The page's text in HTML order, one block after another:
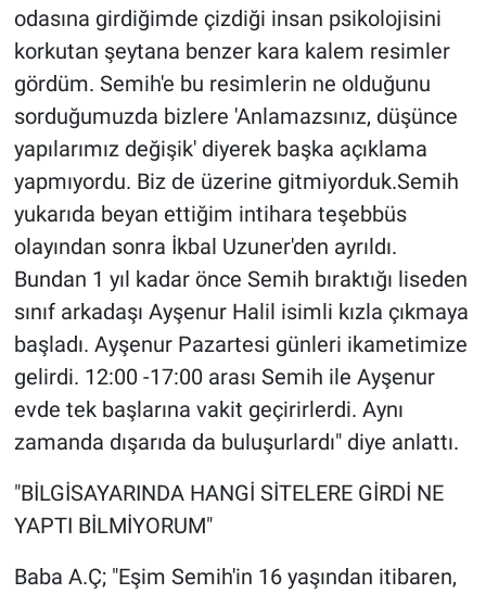
odasına girdiğimde çizdiği insan psikolojisini
korkutan şeytana benzer kara kalem resimler
gördüm. Semih'e bu resimlerin ne olduğunu
sorduğumuzda bizlere 'Anlamazsınız, düşünce
yapılarımız değişik' diyerek başka açıklama
yapmıyordu. Biz de üzerine gitmiyorduk.Semih
yukarıda beyan ettiğim intihara teşebbüs
olayından sonra İkbal Uzuner'den ayrıldı.
Bundan 1 yıl kadar önce Semih bıraktığı liseden
sınıf arkadaşı Ayşenur Halil isimli kızla çıkmaya
başladı. Ayşenur Pazartesi günleri ikametimize
gelirdi. 12:00 -17:00 arası Semih ile Ayşenur
evde tek başlarına vakit geçirirlerdi. Aynı
zamanda dışarıda da buluşurlardı" diye anlattı.
"BİLGİSAYARINDA HANGİ SİTELERE GİRDİ NE
YAPTI BİLMİYORUM"
Baba A.Ç; "Eşim Semih'in 16 yaşından itibaren,